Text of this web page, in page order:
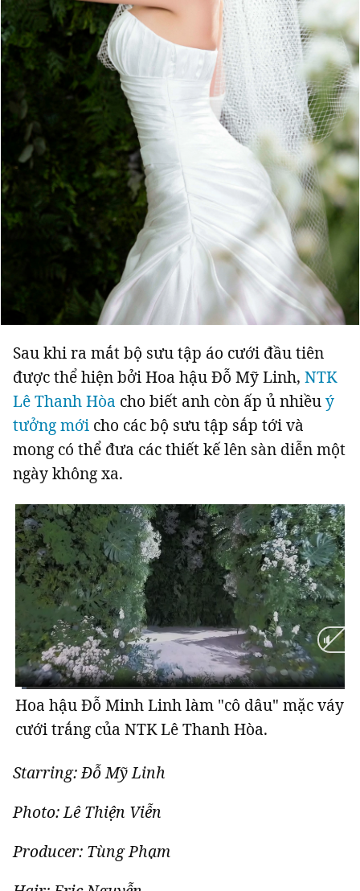
Sau khi ra mắt bộ sưu tập áo cưới đầu tiên
được thể hiện bởi Hoa hậu Đỗ Mỹ Linh, NTK
Lê Thanh Hòa cho biết anh còn ấp ủ nhiềuý
tưởng mới cho các bộ sưu tập sắp tới và
mong có thể đưa các thiết kế lên sàn diễn một
ngày không xa.
Current
Time
0:04 / Duration
1:27
Hoa hậu Đỗ Minh Linh làm "cô dâu" mặc váy
cưới trắng của NTK Lê Thanh Hòa.
Starring: Đỗ Mỹ Linh
Photo: Lê Thiện Viễn
Producer: Tùng Phạm